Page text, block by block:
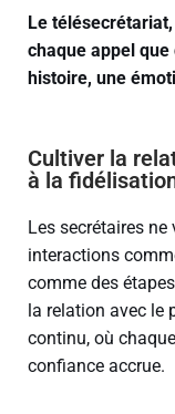
Le
chaque appel
histoire, une
Cultiver la
à la
Les secrétaires
interactions
comme des
la relation avec le
continu, où
confiance accrue.